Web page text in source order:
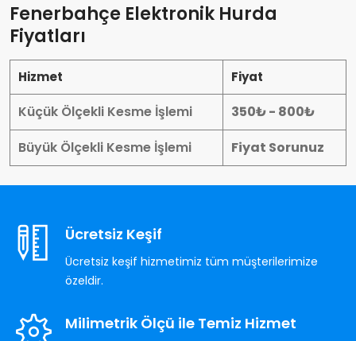
Fenerbahçe Elektronik Hurda
Fiyatları
Hizmet Fiyat
Küçük Ölçekli Kesme İşlemi
350₺ - 800₺
Büyük Ölçekli Kesme İşlemi
Fiyat Sorunuz
Ücretsiz Keşif
Ücretsiz keşif hizmetimiz tüm müşterilerimize
özeldir.
Milimetrik Ölçü ile Temiz Hizmet